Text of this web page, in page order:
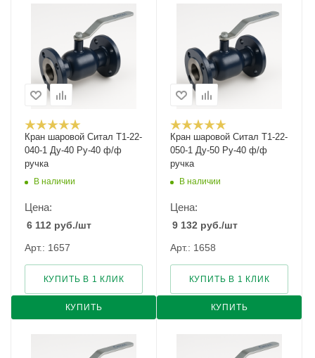
Кран шаровой Cитал T1-22-
040-1 Ду-40 Ру-40 ф/ф
ручка
В наличии
Цена:
6 112 руб./шт
Арт.: 1657
КУПИТЬ
КУПИТЬ В 1 КЛИК
Кран шаровой Cитал T1-22-
050-1 Ду-50 Ру-40 ф/ф
ручка
В наличии
Цена:
9 132 руб./шт
Арт.: 1658
КУПИТЬ
КУПИТЬ В 1 КЛИК